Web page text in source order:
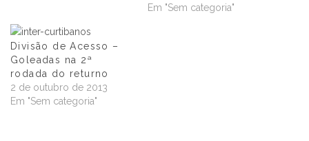
Em "Sem categoria"
Divisão de Acesso –
Goleadas na 2ª
rodada do returno
2 de outubro de 2013
Em "Sem categoria"